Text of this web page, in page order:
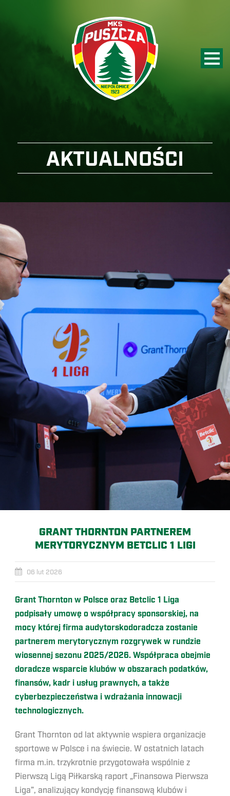
AKTUALNOŚCI
GRANT THORNTON PARTNEREM
MERYTORYCZNYM BETCLIC 1 LIGI
06 lut 2026
Grant Thornton w Polsce oraz Betclic 1 Liga
podpisały umowę o współpracy sponsorskiej, na
mocy której firma audytorskodoradcza zostanie
partnerem merytorycznym rozgrywek w rundzie
wiosennej sezonu 2025/2026. Współpraca obejmie
doradcze wsparcie klubów w obszarach podatków,
finansów, kadr i usług prawnych, a także
cyberbezpieczeństwa i wdrażania innowacji
technologicznych.
Grant Thornton od lat aktywnie wspiera organizacje
sportowe w Polsce i na świecie. W ostatnich latach
firma m.in. trzykrotnie przygotowała wspólnie z
Pierwszą Ligą Piłkarską raport „Finansowa Pierwsza
Liga”, analizujący kondycję finansową klubów i